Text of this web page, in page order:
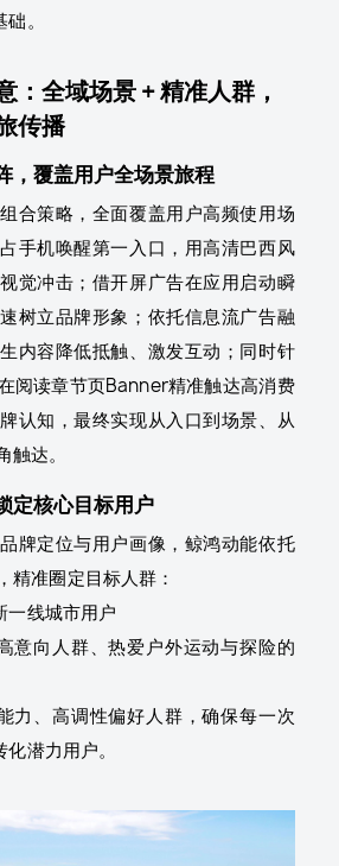
。
：全域场景 + 精准人群，
传播
，覆盖用户全场景旅程
合策略，全面覆盖用户高频使用场
手机唤醒第一入口，用高清巴西风
觉冲击；借开屏广告在应用启动瞬
树立品牌形象；依托信息流广告融
内容降低抵触、激发互动；同时针
阅读章节页Banner精准触达高消费
认知，最终实现从入口到场景、从
达。
定核心目标用户
牌定位与用户画像，鲸鸿动能依托
精准圈定目标人群：
一线城市用户
意向人群、热爱户外运动与探险的
力、高调性偏好人群，确保每一次
潜力用户。